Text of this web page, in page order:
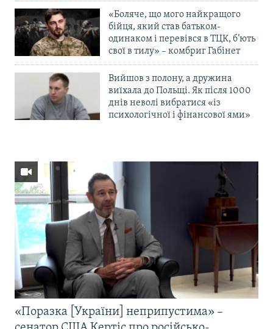
«Боляче, що мого найкращого
бійця, який став батьком-
одинаком і перевівся в ТЦК, б’ють
свої в тилу» – комбриг Габінет
Вийшов з полону, а дружина
виїхала до Польщі. Як після 1000
днів неволі вибратися «із
психологічної і фінансової ями»
«Поразка [України] неприпустима» –